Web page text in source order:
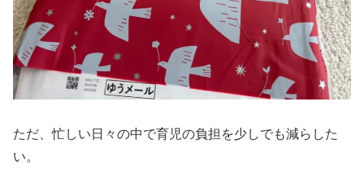
ただ、忙しい日々の中で育児の負担を少しでも減らした
い。